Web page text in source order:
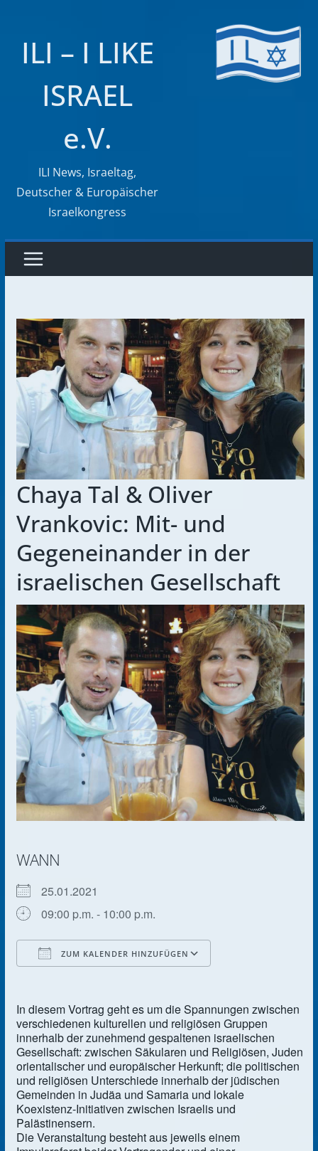
ILI – I LIKE
ISRAEL
e.V.
ILI News, Israeltag,
Deutscher & Europäischer
Israelkongress
Chaya Tal & Oliver
Vrankovic: Mit- und
Gegeneinander in der
israelischen Gesellschaft
WANN
25.01.2021
09:00 p.m. - 10:00 p.m.
ZUM KALENDER HINZUFÜGEN
In diesem Vortrag geht es um die Spannungen zwischen
verschiedenen kulturellen und religiösen Gruppen
innerhalb der zunehmend gespaltenen israelischen
Gesellschaft: zwischen Säkularen und Religiösen, Juden
orientalischer und europäischer Herkunft; die politischen
und religiösen Unterschiede innerhalb der jüdischen
Gemeinden in Judäa und Samaria und lokale
Koexistenz-Initiativen zwischen Israelis und
Palästinensern.
Die Veranstaltung besteht aus jeweils einem